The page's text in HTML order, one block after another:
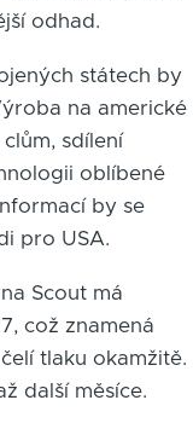
odhad.
státech by
na americké
sdílení
oblíbené
by se
pro USA.
Scout má
což znamená
tlaku okamžitě.
další měsíce.